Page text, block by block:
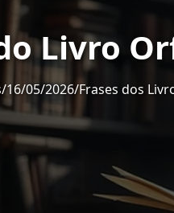
Livro
/16/05/2026/Frases dos